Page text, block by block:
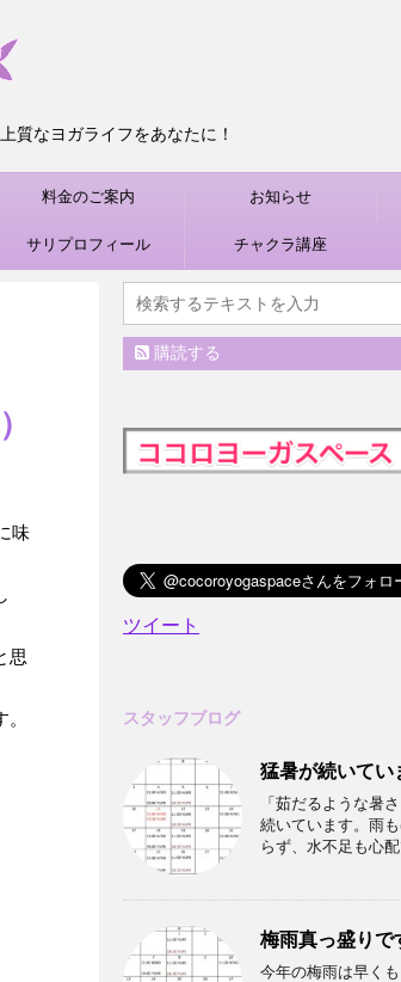
質なヨガライフをあなたに！
料金のご案内 お知らせ
サリプロフィール チャクラ講座
味
思
購読する
ツイート
スタッフブログ
猛暑が続いてい
「茹だるような暑
続いています。雨
らず、水不足も心配
梅雨真っ盛りで
今年の梅雨は早く